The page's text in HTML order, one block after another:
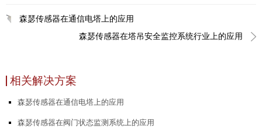
森瑟传感器在通信电塔上的应用
森瑟传感器在塔吊安全监控系统行业上的应用
相关解决方案
森瑟传感器在通信电塔上的应用
森瑟传感器在阀门状态监测系统上的应用